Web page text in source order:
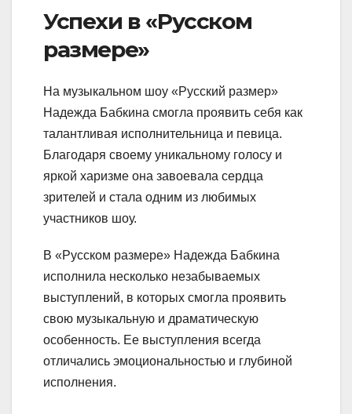
Успехи в «Русском
размере»
На музыкальном шоу «Русский размер»
Надежда Бабкина смогла проявить себя как
талантливая исполнительница и певица.
Благодаря своему уникальному голосу и
яркой харизме она завоевала сердца
зрителей и стала одним из любимых
участников шоу.
В «Русском размере» Надежда Бабкина
исполнила несколько незабываемых
выступлений, в которых смогла проявить
свою музыкальную и драматическую
особенность. Ее выступления всегда
отличались эмоциональностью и глубиной
исполнения.